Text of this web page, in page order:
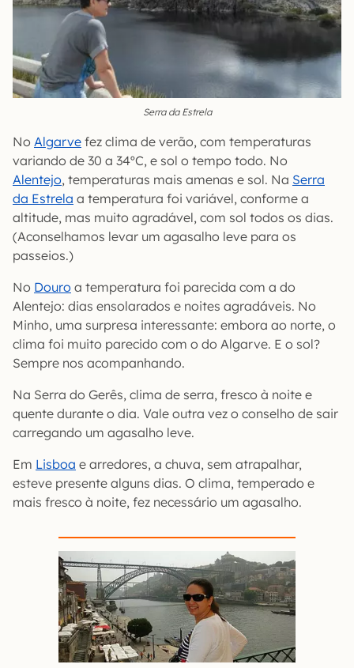
Serra da Estrela
No Algarve fez clima de verão, com temperaturas
variando de 30 a 34ºC, e sol o tempo todo. No
Alentejo, temperaturas mais amenas e sol. Na Serra
da Estrela a temperatura foi variável, conforme a
altitude, mas muito agradável, com sol todos os dias.
(Aconselhamos levar um agasalho leve para os
passeios.)
No Douro a temperatura foi parecida com a do
Alentejo: dias ensolarados e noites agradáveis. No
Minho, uma surpresa interessante: embora ao norte, o
clima foi muito parecido com o do Algarve. E o sol?
Sempre nos acompanhando.
Na Serra do Gerês, clima de serra, fresco à noite e
quente durante o dia. Vale outra vez o conselho de sair
carregando um agasalho leve.
Em Lisboa e arredores, a chuva, sem atrapalhar,
esteve presente alguns dias. O clima, temperado e
mais fresco à noite, fez necessário um agasalho.